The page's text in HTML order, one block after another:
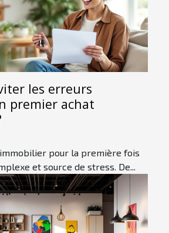
les erreurs
premier achat
pour la première fois
et source de stress. De...